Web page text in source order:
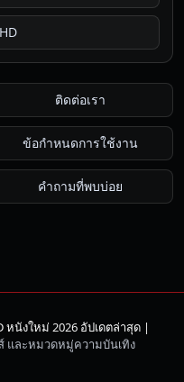
ติดต่อเรา
ข้อกำหนดการใช้งาน
คำถามที่พบบ่อย
นังใหม่ 2026 อัปเดตล่าสุด |
และหมวดหมู่ความบันเทิง